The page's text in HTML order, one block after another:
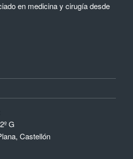
en medicina y cirugía desde
G
Castellón